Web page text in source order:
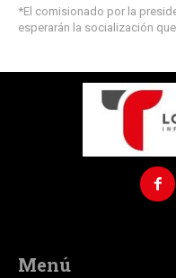
*El comisionado por la
esperarán la socialización
Menú